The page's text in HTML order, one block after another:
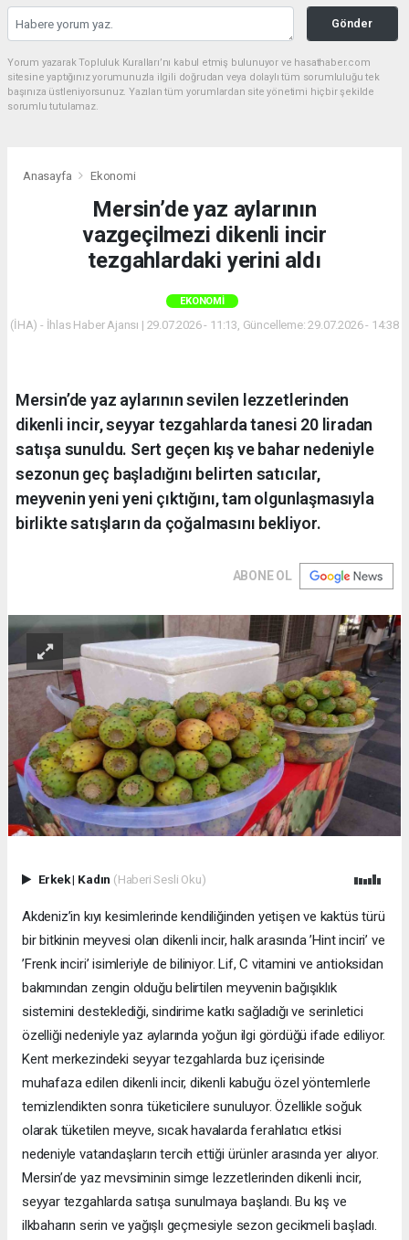
Gönder
Yorum yazarak Topluluk Kuralları’nı kabul etmiş bulunuyor ve hasathaber.com
sitesine yaptığınız yorumunuzla ilgili doğrudan veya dolaylı tüm sorumluluğu tek
başınıza üstleniyorsunuz. Yazılan tüm yorumlardan site yönetimi hiçbir şekilde
sorumlu tutulamaz.
Anasayfa Ekonomi
Mersin’de yaz aylarının
vazgeçilmezi dikenli incir
tezgahlardaki yerini aldı
EKONOMI
(İHA) - İhlas Haber Ajansı | 29.07.2026 - 11:13, Güncelleme: 29.07.2026 - 14:38
Mersin’de yaz aylarının sevilen lezzetlerinden
dikenli incir, seyyar tezgahlarda tanesi 20 liradan
satışa sunuldu. Sert geçen kış ve bahar nedeniyle
sezonun geç başladığını belirten satıcılar,
meyvenin yeni yeni çıktığını, tam olgunlaşmasıyla
birlikte satışların da çoğalmasını bekliyor.
ABONE OL
Erkek| Kadın (Haberi Sesli Oku)
Akdeniz’in kıyı kesimlerinde kendiliğinden yetişen ve kaktüs türü
bir bitkinin meyvesi olan dikenli incir, halk arasında ’Hint inciri’ ve
’Frenk inciri’ isimleriyle de biliniyor. Lif, C vitamini ve antioksidan
bakımından zengin olduğu belirtilen meyvenin bağışıklık
sistemini desteklediği, sindirime katkı sağladığı ve serinletici
özelliği nedeniyle yaz aylarında yoğun ilgi gördüğü ifade ediliyor.
Kent merkezindeki seyyar tezgahlarda buz içerisinde
muhafaza edilen dikenli incir, dikenli kabuğu özel yöntemlerle
temizlendikten sonra tüketicilere sunuluyor. Özellikle soğuk
olarak tüketilen meyve, sıcak havalarda ferahlatıcı etkisi
nedeniyle vatandaşların tercih ettiği ürünler arasında yer alıyor.
Mersin’de yaz mevsiminin simge lezzetlerinden dikenli incir,
seyyar tezgahlarda satışa sunulmaya başlandı. Bu kış ve
ilkbaharın serin ve yağışlı geçmesiyle sezon gecikmeli başladı.